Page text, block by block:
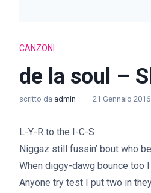
CANZONI
de la soul –
scritto da admin 21 Gennaio 2016
L-Y-R to the I-C-S
Niggaz still fussin’ bout who
When diggy-dawg bounce too
Anyone try test I put two in